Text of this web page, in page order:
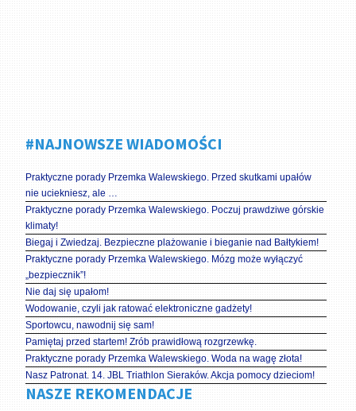
#NAJNOWSZE WIADOMOŚCI
Praktyczne porady Przemka Walewskiego. Przed skutkami upałów
nie uciekniesz, ale …
Praktyczne porady Przemka Walewskiego. Poczuj prawdziwe górskie
klimaty!
Biegaj i Zwiedzaj. Bezpieczne plażowanie i bieganie nad Bałtykiem!
Praktyczne porady Przemka Walewskiego. Mózg może wyłączyć
„bezpiecznik”!
Nie daj się upałom!
Wodowanie, czyli jak ratować elektroniczne gadżety!
Sportowcu, nawodnij się sam!
Pamiętaj przed startem! Zrób prawidłową rozgrzewkę.
Praktyczne porady Przemka Walewskiego. Woda na wagę złota!
Nasz Patronat. 14. JBL Triathlon Sieraków. Akcja pomocy dzieciom!
NASZE REKOMENDACJE